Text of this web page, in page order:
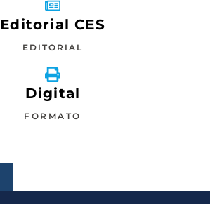
Editorial CES
EDITORIAL
Digital
FORMATO